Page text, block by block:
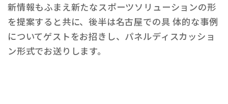
新情報もふまえ新たなスポーツソリューションの形
を提案すると共に、後半は名古屋での具 体的な事例
についてゲストをお招きし、パネルディスカッショ
ン形式でお送りします。